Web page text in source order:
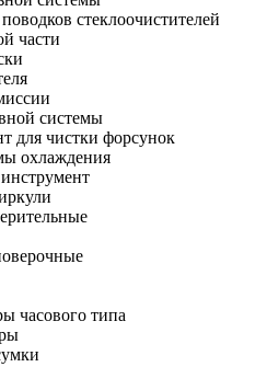
стеклоочистителей
части
системы
для чистки форсунок
охлаждения
часового типа